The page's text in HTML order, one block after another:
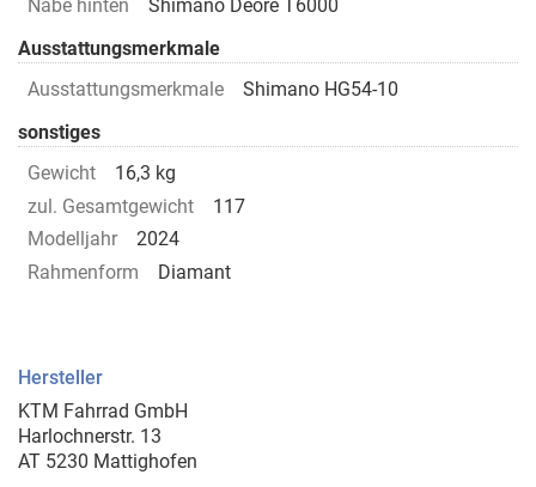
Nabe hinten
Shimano Deore T6000
Ausstattungsmerkmale
Ausstattungsmerkmale
Shimano HG54-10
sonstiges
Gewicht
16,3 kg
zul. Gesamtgewicht
117
Modelljahr
2024
Rahmenform
Diamant
Hersteller
KTM Fahrrad GmbH
Harlochnerstr. 13
AT 5230 Mattighofen